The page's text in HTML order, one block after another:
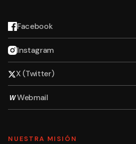
Facebook
Instagram
X (Twitter)
WWebmail
NUESTRA MISIÓN